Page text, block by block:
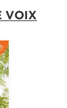
VOIX